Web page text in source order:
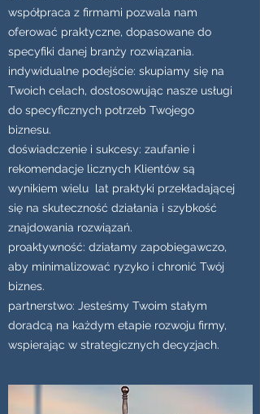
współpraca z firmami pozwala nam
oferować praktyczne, dopasowane do
specyfiki danej branży rozwiązania.
indywidualne podejście: skupiamy się na
Twoich celach, dostosowując nasze usługi
do specyficznych potrzeb Twojego
biznesu.
doświadczenie i sukcesy: zaufanie i
rekomendacje licznych Klientów są
wynikiem wielu lat praktyki przekładającej
się na skuteczność działania i szybkość
znajdowania rozwiązań.
proaktywność: działamy zapobiegawczo,
aby minimalizować ryzyko i chronić Twój
biznes.
partnerstwo: Jesteśmy Twoim stałym
doradcą na każdym etapie rozwoju firmy,
wspierając w strategicznych decyzjach.